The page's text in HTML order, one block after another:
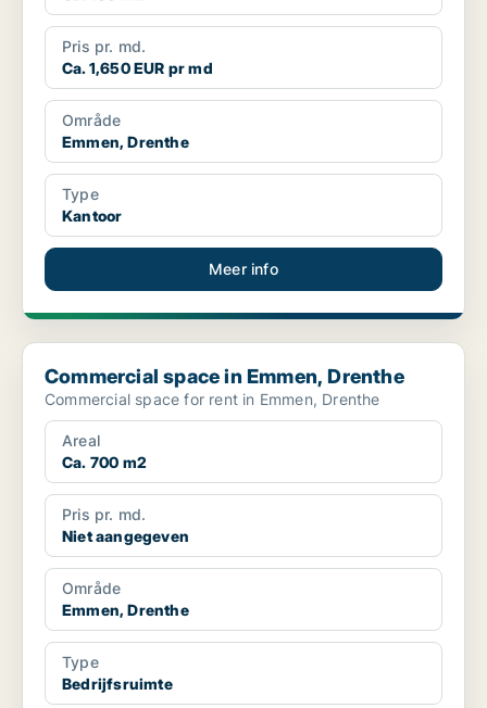
Pris pr. md.
Ca. 1,650 EUR pr md
Område
Emmen, Drenthe
Type
Kantoor
Meer info
Commercial space in Emmen, Drenthe
Commercial space in Emmen, Drenthe
Commercial space for rent in Emmen, Drenthe
Areal
Ca. 700 m2
Pris pr. md.
Niet aangegeven
Område
Emmen, Drenthe
Type
Bedrijfsruimte